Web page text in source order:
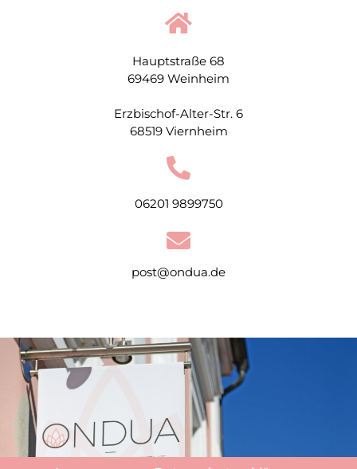
Hauptstraße 68
69469 Weinheim
Erzbischof-Alter-Str. 6
68519 Viernheim
06201 9899750
post@ondua.de